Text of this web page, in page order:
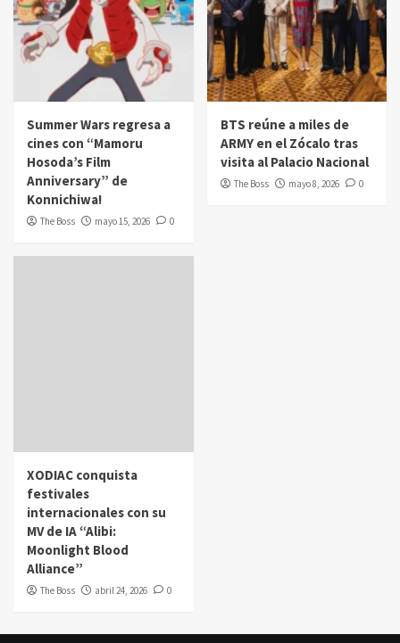
Summer Wars regresa a
cines con “Mamoru
Hosoda’s Film
Anniversary” de
Konnichiwa!
The Boss mayo 15, 2026 0
BTS reúne a miles de
ARMY en el Zócalo tras
visita al Palacio Nacional
The Boss mayo 8, 2026 0
XODIAC conquista
festivales
internacionales con su
MV de IA “Alibi:
Moonlight Blood
Alliance”
The Boss abril 24, 2026 0